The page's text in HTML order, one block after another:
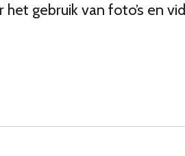
gebruik van foto’s en